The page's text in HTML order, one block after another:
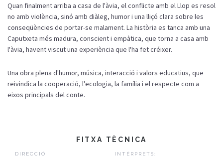
Quan finalment arriba a casa de l'àvia, el conflicte amb el Llop es resol
no amb violència, sinó amb diàleg, humor i una lliçó clara sobre les
conseqüències de portar-se malament. La història es tanca amb una
Caputxeta més madura, conscient i empàtica, que torna a casa amb
l'àvia, havent viscut una experiència que l'ha fet créixer.
Una obra plena d'humor, música, interacció i valors educatius, que
reivindica la cooperació, l'ecologia, la família i el respecte com a
eixos principals del conte.
FITXA TÈCNICA
DIRECCIÓ INTÈRPRETS: